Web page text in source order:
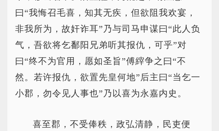
曰“我悔召毛喜，知其无疾，但欲阻我欢宴，
非我所为，故奸诈耳”乃与司马申谋曰“此人负
气，吾欲将乞鄱阳兄弟听其报仇，可乎”对
曰“终不为官用，愿如圣旨”傅縡争之曰“不
然。若许报仇，欲置先皇何地”后主曰“当乞一
小郡，勿令见人事也”乃以喜为永嘉内史。
喜至郡，不受俸秩，政弘清静，民吏便